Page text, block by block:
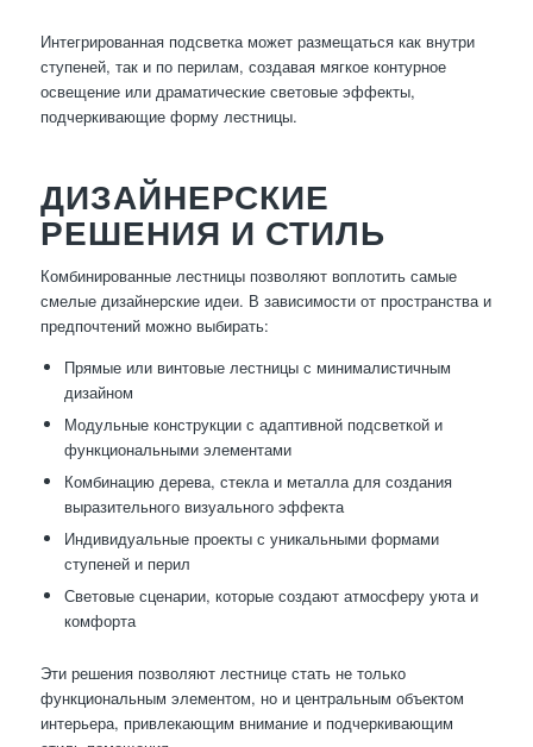
Интегрированная подсветка может размещаться как внутри
ступеней, так и по перилам, создавая мягкое контурное
освещение или драматические световые эффекты,
подчеркивающие форму лестницы.
ДИЗАЙНЕРСКИЕ
РЕШЕНИЯ И СТИЛЬ
Комбинированные лестницы позволяют воплотить самые
смелые дизайнерские идеи. В зависимости от пространства и
предпочтений можно выбирать:
Прямые или винтовые лестницы с минималистичным
дизайном
Модульные конструкции с адаптивной подсветкой и
функциональными элементами
Комбинацию дерева, стекла и металла для создания
выразительного визуального эффекта
Индивидуальные проекты с уникальными формами
ступеней и перил
Световые сценарии, которые создают атмосферу уюта и
комфорта
Эти решения позволяют лестнице стать не только
функциональным элементом, но и центральным объектом
интерьера, привлекающим внимание и подчеркивающим